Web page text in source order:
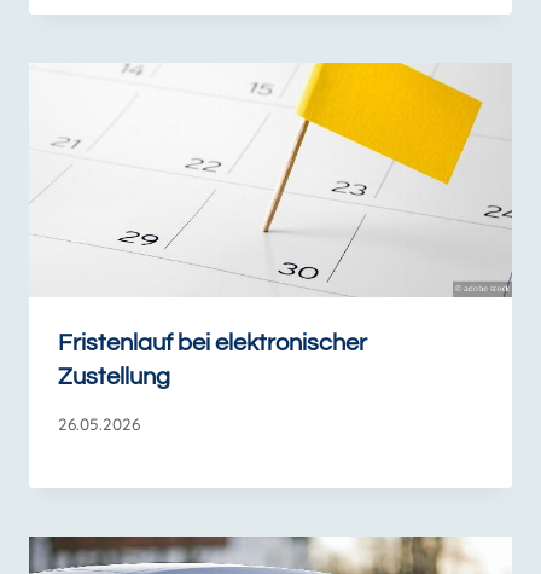
Fristenlauf bei elektronischer
Zustellung
26.05.2026